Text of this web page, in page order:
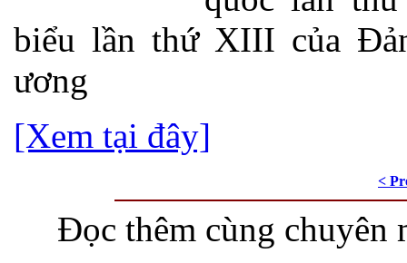
biểu lần thứ XIII của
ương
[Xem tại đây]
<
Đọc thêm cùng chuyên